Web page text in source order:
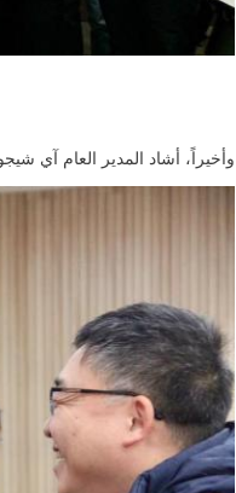
وأخيراً، أشاد المدير العام آي